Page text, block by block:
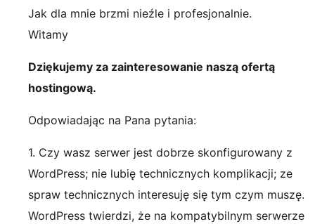
Jak dla mnie brzmi nieźle i profesjonalnie.
Witamy
Dziękujemy za zainteresowanie naszą ofertą
hostingową.
Odpowiadając na Pana pytania:
1. Czy wasz serwer jest dobrze skonfigurowany z
WordPress; nie lubię technicznych komplikacji; ze
spraw technicznych interesuję się tym czym muszę.
WordPress twierdzi, że na kompatybilnym serwerze